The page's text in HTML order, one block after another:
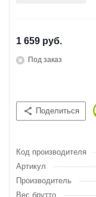
1 659 руб.
Под заказ
Поделиться
Код производителя
Артикул
Производитель
Вес брутто